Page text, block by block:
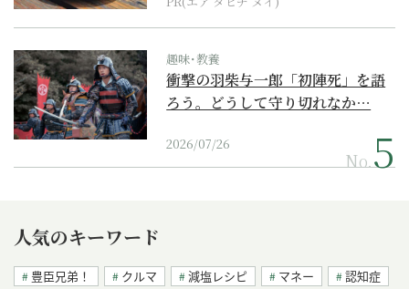
趣味･教養
衝撃の羽柴与一郎「初陣死」を語
ろう。どうして守り切れなか…
2026/07/26
No.
人気のキーワード
豊臣兄弟！ クルマ 減塩レシピ マネー
認知症